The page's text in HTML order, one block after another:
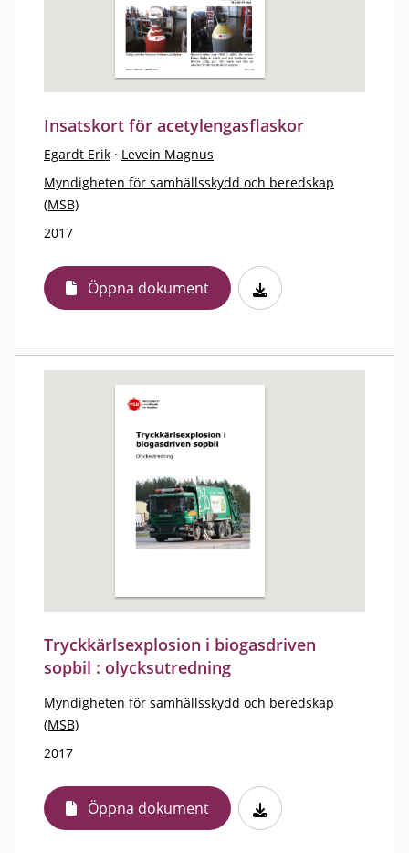
Insatskort för acetylengasflaskor
Egardt Erik · Levein Magnus
Myndigheten för samhällsskydd och beredskap
(MSB)
2017
Öppna dokument
Tryckkärlsexplosion i biogasdriven
sopbil : olycksutredning
Myndigheten för samhällsskydd och beredskap
(MSB)
2017
Öppna dokument